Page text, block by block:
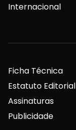
Internacional
Ficha Técnica
Estatuto Editorial
Assinaturas
Publicidade